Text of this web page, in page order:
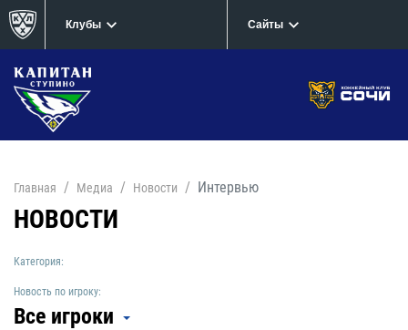
Клубы Сайты
Главная Медиа Новости Интервью
НОВОСТИ
Категория:
Новость по игроку:
Все игроки